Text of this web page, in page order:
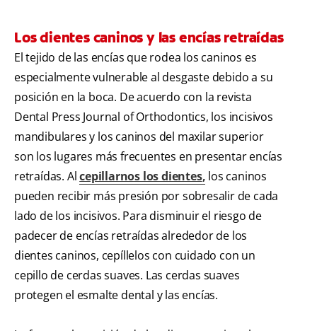
Los dientes caninos y las encías retraídas
El tejido de las encías que rodea los caninos es
especialmente vulnerable al desgaste debido a su
posición en la boca. De acuerdo con la revista
Dental Press Journal of Orthodontics, los incisivos
mandibulares y los caninos del maxilar superior
son los lugares más frecuentes en presentar encías
retraídas. Alcepillarnos los dientes, los caninos
pueden recibir más presión por sobresalir de cada
lado de los incisivos. Para disminuir el riesgo de
padecer de encías retraídas alrededor de los
dientes caninos, cepíllelos con cuidado con un
cepillo de cerdas suaves. Las cerdas suaves
protegen el esmalte dental y las encías.